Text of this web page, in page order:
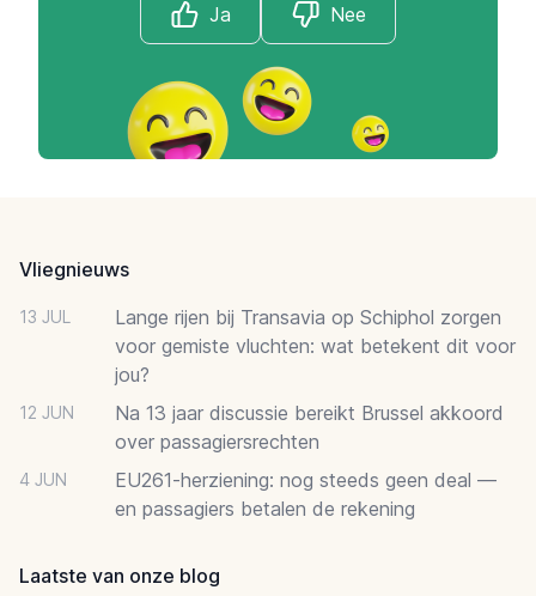
Ja Nee
Vliegnieuws
13 JUL
Lange rijen bij Transavia op Schiphol zorgen
voor gemiste vluchten: wat betekent dit voor
jou?
12 JUN
Na 13 jaar discussie bereikt Brussel akkoord
over passagiersrechten
4 JUN
EU261-herziening: nog steeds geen deal —
en passagiers betalen de rekening
Laatste van onze blog